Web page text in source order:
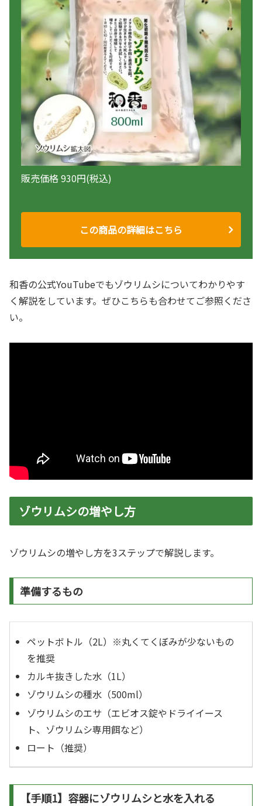
販売価格 930円(税込)
この商品の詳細はこちら
和香の公式YouTubeでもゾウリムシについてわかりやす
く解説をしています。ぜひこちらも合わせてご参照くださ
い。
ゾウリムシの増やし方
ゾウリムシの増やし方を3ステップで解説します。
準備するもの
ペットボトル（2L）※丸くてくぼみが少ないもの
を推奨
カルキ抜きした水（1L）
ゾウリムシの種水（500ml）
ゾウリムシのエサ（エビオス錠やドライイース
ト、ゾウリムシ専用餌など）
ロート（推奨）
【手順1】容器にゾウリムシと水を入れる